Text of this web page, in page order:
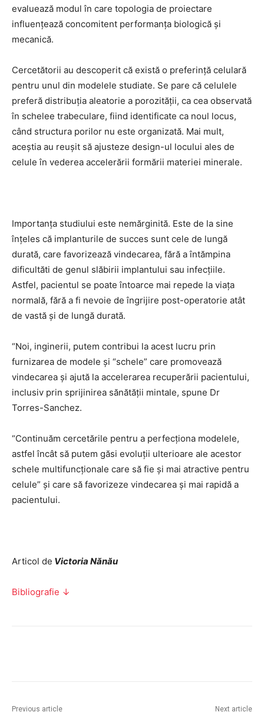
evaluează modul în care topologia de proiectare
influențează concomitent performanța biologică și
mecanică.
Cercetătorii au descoperit că există o preferință celulară
pentru unul din modelele studiate. Se pare că celulele
preferă distribuția aleatorie a porozității, ca cea observată
în schelee trabeculare, fiind identificate ca noul locus,
când structura porilor nu este organizată. Mai mult,
aceștia au reușit să ajusteze design-ul locului ales de
celule în vederea accelerării formării materiei minerale.
Importanța studiului este nemărginită. Este de la sine
înțeles că implanturile de succes sunt cele de lungă
durată, care favorizează vindecarea, fără a întămpina
dificultăti de genul slăbirii implantului sau infecțiile.
Astfel, pacientul se poate întoarce mai repede la viața
normală, fără a fi nevoie de îngrijire post-operatorie atât
de vastă și de lungă durată.
“Noi, inginerii, putem contribui la acest lucru prin
furnizarea de modele și “schele” care promovează
vindecarea și ajută la accelerarea recuperării pacientului,
inclusiv prin sprijinirea sănătății mintale, spune Dr
Torres-Sanchez.
“Continuăm cercetările pentru a perfecționa modelele,
astfel încât să putem găsi evoluții ulterioare ale acestor
schele multifuncționale care să fie și mai atractive pentru
celule” și care să favorizeze vindecarea și mai rapidă a
pacientului.
Articol de Victoria Nănău
Bibliografie ↓
Previous article Next article